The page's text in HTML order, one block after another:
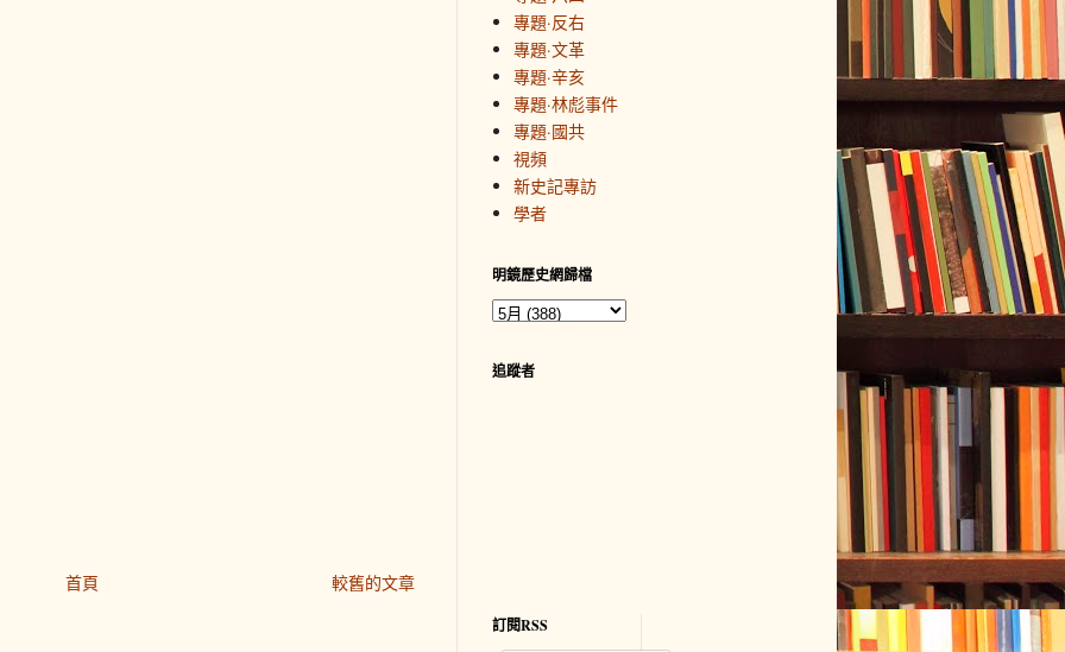
較舊的文章
首頁
專題·反右
專題·文革
專題·辛亥
專題·林彪事件
專題·國共
視頻
新史記專訪
學者
明鏡歷史網歸檔
追蹤者
訂閱RSS